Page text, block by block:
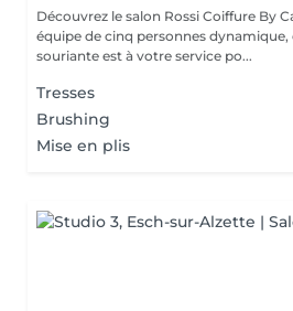
Découvrez le salon Rossi Coiffure By
équipe de cinq personnes
souriante est à votre service po...
Tresses
Brushing
Mise en plis